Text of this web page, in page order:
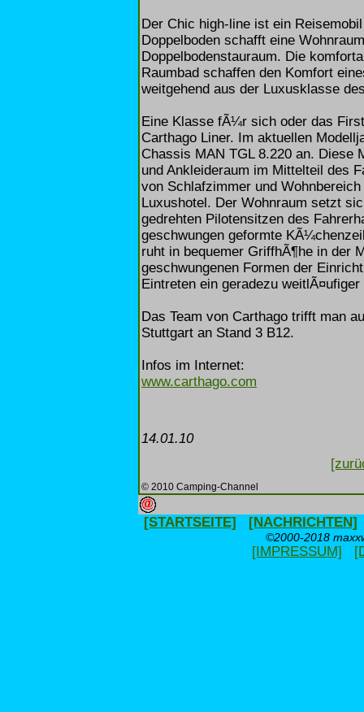
Der Chic high-line ist ein
Doppelboden schafft eine
Doppelbodenstauraum. Die
Raumbad schaffen den Komfort
weitgehend aus der Luxusklasse
Eine Klasse fÃ¼r sich oder das
Carthago Liner. Im aktuellen
Chassis MAN TGL 8.220 an. Diese
und Ankleideraum im Mittelteil des
von Schlafzimmer und
Luxushotel. Der Wohnraum setzt
gedrehten Pilotensitzen des
geschwungen geformte
ruht in bequemer GriffhÃ¶he in der
geschwungenen Formen der
Eintreten ein geradezu
Das Team von Carthago trifft man
Stuttgart an Stand 3 B12.
Infos im Internet:
www.carthago.com
14.01.10
© 2010 Camping-Channel
[STARTSEITE] [NACHRICHTEN]
©2000-2018
[IMPRESSUM]